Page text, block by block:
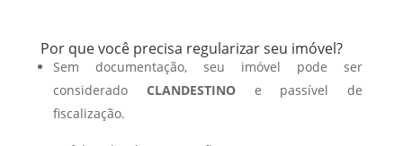
Por que você precisa regularizar seu imóvel?
Sem documentação, seu imóvel pode ser
considerado CLANDESTINOe passível de
fiscalização.